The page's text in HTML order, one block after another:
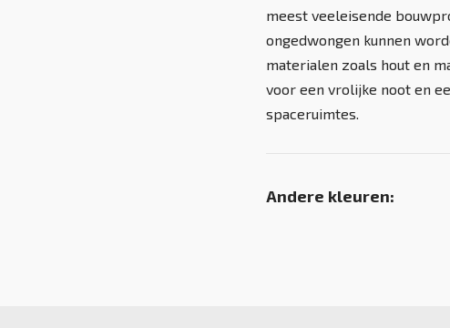
meest veeleisende
ongedwongen kunnen
materialen zoals hout en
voor een vrolijke noot en
spaceruimtes.
Andere kleuren: